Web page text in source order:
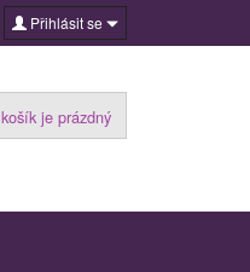
Přihlásit se
košík je prázdný